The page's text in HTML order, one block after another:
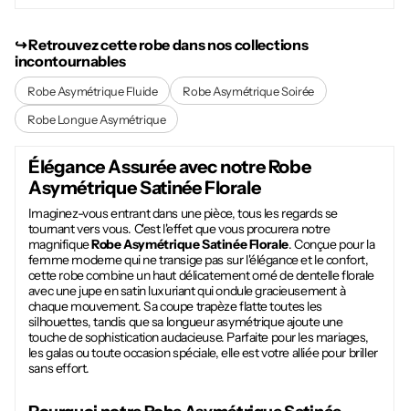
↪︎ Retrouvez cette robe dans nos collections
incontournables
Robe Asymétrique Fluide
Robe Asymétrique Soirée
Robe Longue Asymétrique
Élégance Assurée avec notreRobe
Asymétrique Satinée Florale
Imaginez-vous entrant dans une pièce, tous les regards se
tournant vers vous. C'est l'effet que vous procurera notre
magnifiqueRobe Asymétrique Satinée Florale. Conçue pour la
femme moderne qui ne transige pas sur l'élégance et le confort,
cette robe combine un haut délicatement orné de dentelle florale
avec une jupe en satin luxuriant qui ondule gracieusement à
chaque mouvement. Sa coupe trapèze flatte toutes les
silhouettes, tandis que sa longueur asymétrique ajoute une
touche de sophistication audacieuse. Parfaite pour les mariages,
les galas ou toute occasion spéciale, elle est votre alliée pour briller
sans effort.